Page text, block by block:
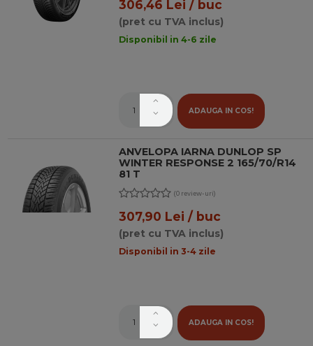
306,46 Lei / buc
(pret cu TVA inclus)
Disponibil in 4-6 zile
ADAUGA IN COS!
ANVELOPA IARNA DUNLOP SP
WINTER RESPONSE 2 165/70/R14
81 T
(0 review-uri)
307,90 Lei / buc
(pret cu TVA inclus)
Disponibil in 3-4 zile
ADAUGA IN COS!